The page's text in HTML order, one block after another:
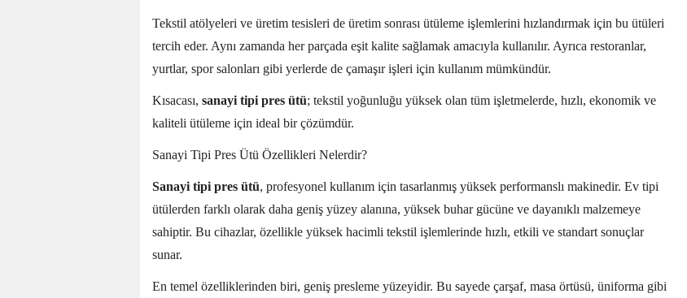
Tekstil atölyeleri ve üretim tesisleri de üretim sonrası ütüleme işlemlerini hızlandırmak için bu ütüleri
tercih eder. Aynı zamanda her parçada eşit kalite sağlamak amacıyla kullanılır. Ayrıca restoranlar,
yurtlar, spor salonları gibi yerlerde de çamaşır işleri için kullanım mümkündür.
Kısacası, sanayi tipi pres ütü; tekstil yoğunluğu yüksek olan tüm işletmelerde, hızlı, ekonomik ve
kaliteli ütüleme için ideal bir çözümdür.
Sanayi Tipi Pres Ütü Özellikleri Nelerdir?
Sanayi tipi pres ütü, profesyonel kullanım için tasarlanmış yüksek performanslı makinedir. Ev tipi
ütülerden farklı olarak daha geniş yüzey alanına, yüksek buhar gücüne ve dayanıklı malzemeye
sahiptir. Bu cihazlar, özellikle yüksek hacimli tekstil işlemlerinde hızlı, etkili ve standart sonuçlar
sunar.
En temel özelliklerinden biri, geniş presleme yüzeyidir. Bu sayede çarşaf, masa örtüsü, üniforma gibi